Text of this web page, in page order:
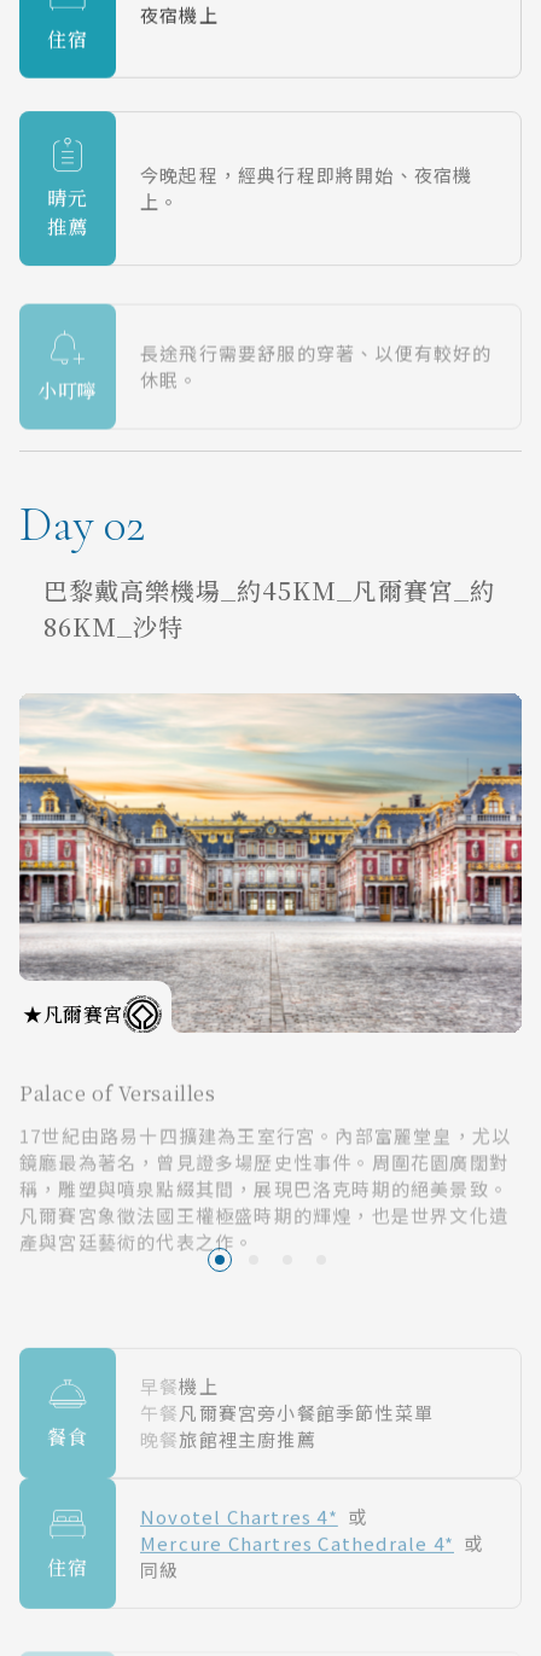
住宿
夜宿機上
晴元
推薦
今晚起程，經典行程即將開始、夜宿機
上。
小叮嚀
長途飛行需要舒服的穿著、以便有較好的
休眠。
Day 02
巴黎戴高樂機場_約45KM_凡爾賽宮_約
86KM_沙特
★凡爾賽宮
Palace of Versailles
17世紀由路易十四擴建為王室行宮。內部富麗堂皇，尤以
鏡廳最為著名，曾見證多場歷史性事件。周圍花園廣闊對
稱，雕塑與噴泉點綴其間，展現巴洛克時期的絕美景致。
凡爾賽宮象徵法國王權極盛時期的輝煌，也是世界文化遺
產與宮廷藝術的代表之作。
餐食
早餐機上
午餐凡爾賽宮旁小餐館季節性菜單
晚餐旅館裡主廚推薦
住宿
Novotel Chartres 4* 或
Mercure Chartres Cathedrale 4* 或
同級